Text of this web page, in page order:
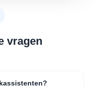
vragen